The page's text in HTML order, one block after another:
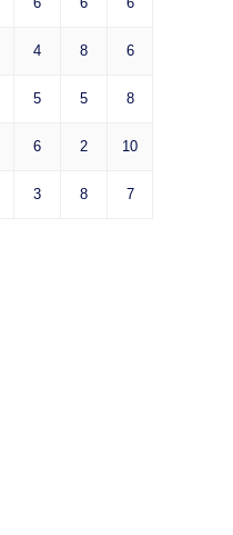
4 8 6
5 5 8
6 2 10
3 8 7